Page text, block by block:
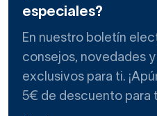
especiales?
En nuestro boletín
consejos, novedades
exclusivos para ti.
5€ de descuento para